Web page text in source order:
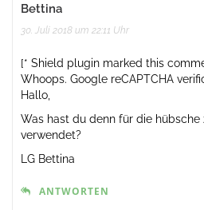
Bettina
30. Juli 2018 um 22:11 Uhr
[* Shield plugin marked this
Whoops. Google reCAPTCHA
Hallo,
Was hast du denn für die hübsche
verwendet?
LG Bettina
ANTWORTEN